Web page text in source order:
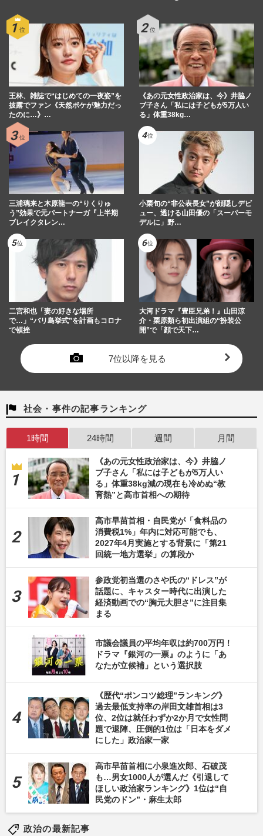
王林、雑誌で“はじめての一夜姿”を
披露でファン《天然ボケが魅力だっ
たのに…》…
《あの元女性政治家は、今》井脇ノ
ブ子さん「私には子どもが5万人い
る」体重38kg…
三浦璃来と木原龍一の“りくりゅ
う”効果で元パートナーガ『上半期
ブレイクタレン…
小栗旬の“非公表長女”が顔隠しデビ
ュー、透ける山田優の「スーパーモ
デルに」野…
二宮和也「妻の好きな場所
で…」“バリ島挙式”を計画もコロナ
で頓挫
大河ドラマ『豊臣兄弟！』山田涼
介・栗原類ら初出演組の“扮装公
開”で「顔で天下…
7位以降を見る
社会・事件の記事ランキング
1時間 24時間 週間 月間
《あの元女性政治家は、今》井脇ノ
ブ子さん「私には子どもが5万人い
る」体重38kg減の現在も冷めぬ“教
育熱”と高市首相への期待
高市早苗首相・自民党が「食料品の
消費税1%」年内に対応可能でも、
2027年4月実施とする背景に「第21
回統一地方選挙」の算段か
参政党初当選のさや氏の“ドレス”が
話題に、キャスター時代に出演した
経済動画での“胸元大胆さ”に注目集
まる
市議会議員の平均年収は約700万円！
ドラマ『銀河の一票』のように「あ
なたが立候補」という選択肢
《歴代“ポンコツ総理”ランキング》
過去最低支持率の岸田文雄首相は3
位、2位は就任わずか2か月で女性問
題で退陣、圧倒的1位は「日本をダメ
にした」政治家一家
高市早苗首相に小泉進次郎、石破茂
も…男女1000人が選んだ《引退して
ほしい政治家ランキング》1位は“自
民党のドン”・麻生太郎
政治の最新記事